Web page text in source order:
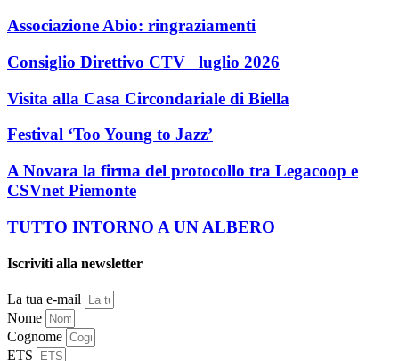
Associazione Abio: ringraziamenti
Consiglio Direttivo CTV_ luglio 2026
Visita alla Casa Circondariale di Biella
Festival ‘Too Young to Jazz’
A Novara la firma del protocollo tra Legacoop e
CSVnet Piemonte
TUTTO INTORNO A UN ALBERO
Iscriviti alla newsletter
La tua e-mail
Nome
Cognome
ETS